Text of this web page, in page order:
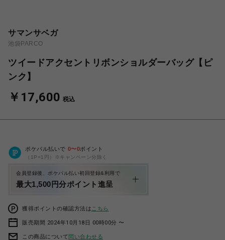
サマンサベガ
池袋PARCO
ツイードアクセントリボンショルダーバッグ【ピ
ンク】
￥17,600 税込
ポケパル払いで 0〜0ポイント
（1P=1円）※キャンペーン分除く
会員登録後、ポケパル払い初回登録&利用で
最大1,500円分ポイント進呈
獲得ポイントの確認方法は こちら
販売期間 2024年10月18日 00時00分 〜
この商品について問い合わせる